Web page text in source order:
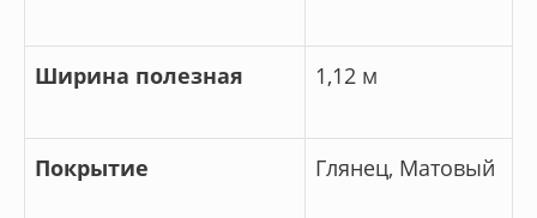
Ширина полезная 1,12 м
Покрытие Глянец, Матовый